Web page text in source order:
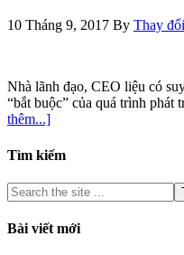
10 Tháng 9, 2017 By Thay
Nhà lãnh đạo, CEO liệu có
“bắt buộc” của quá trình
thêm...]
Tìm kiếm
Bài viết mới